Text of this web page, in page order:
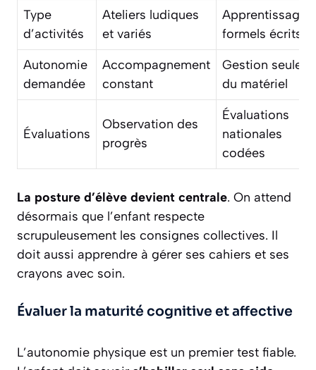
Type
d’activités
Ateliers ludiques
et variés
Apprentissages
formels écrits
Autonomie
demandée
Accompagnement
constant
Gestion seule
du matériel
Évaluations
Observation des
progrès
Évaluations
nationales
codées
La posture d’élève devient centrale. On attend
désormais que l’enfant respecte
scrupuleusement les consignes collectives. Il
doit aussi apprendre à gérer ses cahiers et ses
crayons avec soin.
Évaluer la maturité cognitive et affective
L’autonomie physique est un premier test fiable.